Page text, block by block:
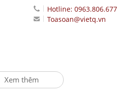
Hotline: 0963.806.677
Toasoan@vietq.vn
Xem thêm